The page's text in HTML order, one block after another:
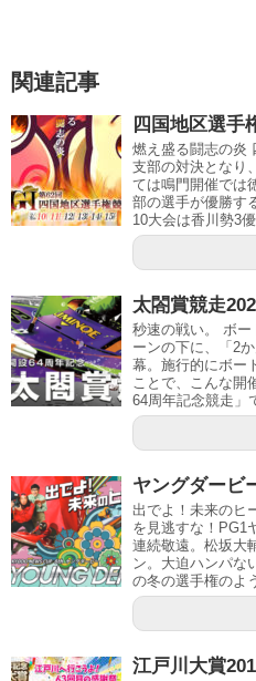
関連記事
四国地区選手
燃え盛る闘志の炎
支部の対決となり
ては鳴門開催では
部の選手が優勝す
10大会は香川勢3
太閤賞競走
秒速の戦い。 ボー
ーンの下に、「2
幕。施行的にボー
ことで、こんな開
64周年記念競走」
ヤングダービ
出でよ！未来のヒ
を見逃すな！PG1
連続敬遠。松坂大
ン。大迫ハンパな
の冬の選手権のよ
江戸川大賞